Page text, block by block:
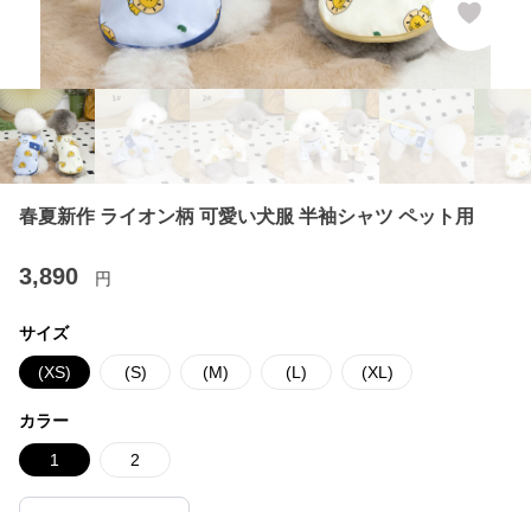
春夏新作 ライオン柄 可愛い犬服 半袖シャツ ペット用
3,890 円
サイズ
(XS) (S) (M) (L) (XL)
カラー
1 2